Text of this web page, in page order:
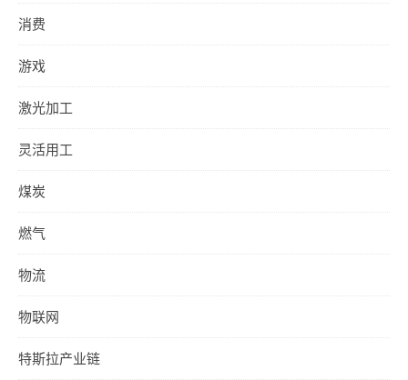
消费
游戏
激光加工
灵活用工
煤炭
燃气
物流
物联网
特斯拉产业链